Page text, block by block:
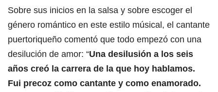
Sobre sus inicios en la salsa y sobre escoger el
género romántico en este estilo músical, el cantante
puertoriqueño comentó que todo empezó con una
desilución de amor: “Una desilusión a los seis
años creó la carrera de la que hoy hablamos.
Fui precoz como cantante y como enamorado.